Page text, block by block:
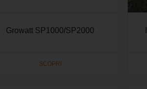
Growatt SP1000/SP2000
SCOPRI